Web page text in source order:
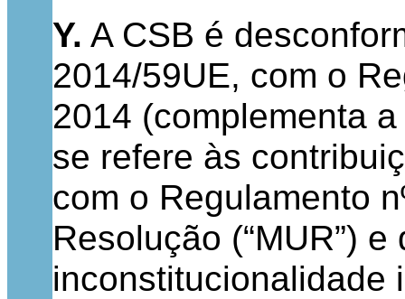
Y. A CSB é
2014/59UE, com o
2014 (complementa
se refere às
com o Regulamento
Resolução (“MUR”)
inconstitucionalidade